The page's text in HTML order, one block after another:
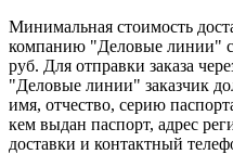
Минимальная стоимость
компанию "Деловые линии"
руб. Для отправки заказа
"Деловые линии" заказчик
имя, отчество, серию
кем выдан паспорт, адрес
доставки и контактный